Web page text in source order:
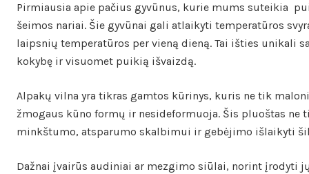
Pirmiausia apie pačius gyvūnus, kurie mums suteikia
šeimos nariai. Šie gyvūnai gali atlaikyti temperatūros
laipsnių temperatūros per vieną dieną. Tai išties unikali
kokybę ir visuomet puikią išvaizdą.
Alpakų vilna yra tikras gamtos kūrinys, kuris ne tik
žmogaus kūno formų ir nesideformuoja. Šis pluoštas ne
minkštumo, atsparumo skalbimui ir gebėjimo išlaikyti
Dažnai įvairūs audiniai ar mezgimo siūlai, norint įrodyti